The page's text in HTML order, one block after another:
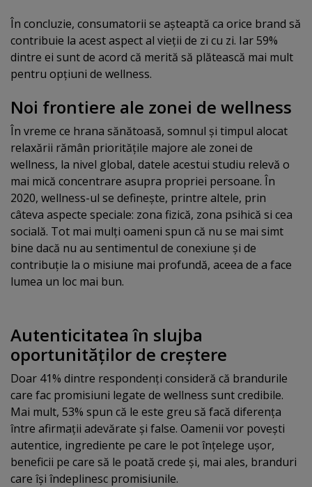
În concluzie, consumatorii se aşteaptă ca orice brand să
contribuie la acest aspect al vieţii de zi cu zi. Iar 59%
dintre ei sunt de acord că merită să plătească mai mult
pentru opţiuni de wellness.
Noi frontiere ale zonei de wellness
În vreme ce hrana sănătoasă, somnul şi timpul alocat
relaxării rămân priorităţile majore ale zonei de
wellness, la nivel global, datele acestui studiu relevă o
mai mică concentrare asupra propriei persoane. În
2020, wellness-ul se defineşte, printre altele, prin
câteva aspecte speciale: zona fizică, zona psihică si cea
socială. Tot mai mulţi oameni spun că nu se mai simt
bine dacă nu au sentimentul de conexiune şi de
contribuţie la o misiune mai profundă, aceea de a face
lumea un loc mai bun.
Autenticitatea în slujba
oportunităţilor de creştere
Doar 41% dintre respondenţi consideră că brandurile
care fac promisiuni legate de wellness sunt credibile.
Mai mult, 53% spun că le este greu să facă diferenţa
între afirmaţii adevărate şi false. Oamenii vor poveşti
autentice, ingrediente pe care le pot înţelege uşor,
beneficii pe care să le poată crede şi, mai ales, branduri
care îşi îndeplinesc promisiunile.